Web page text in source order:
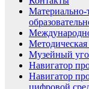
Материально-
Методическая
Музейный
Навигатор
Навигатор
цифровой